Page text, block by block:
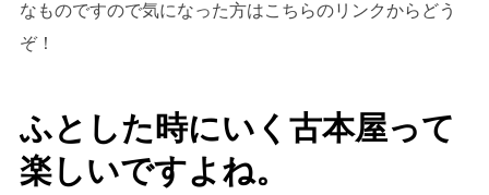
なものですので気になった方はこちらのリンクからどう
ぞ！
ふとした時にいく古本屋って
楽しいですよね。